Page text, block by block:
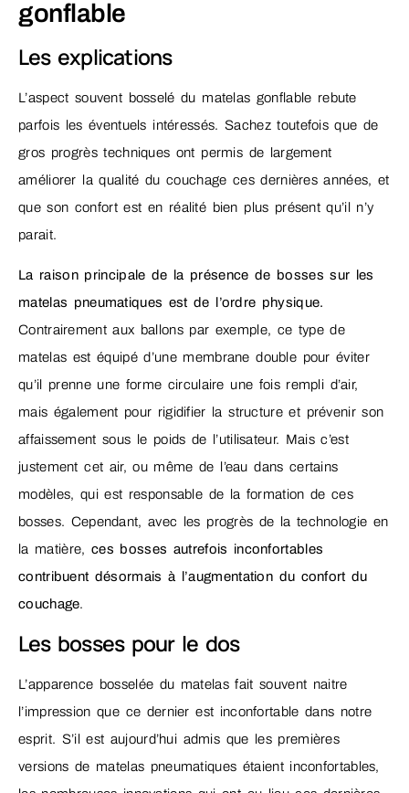
gonflable
Les explications
L’aspect souvent bosselé du matelas gonflable rebute
parfois les éventuels intéressés. Sachez toutefois que de
gros progrès techniques ont permis de largement
améliorer la qualité du couchage ces dernières années, et
que son confort est en réalité bien plus présent qu’il n’y
parait.
La raison principale de la présence de bosses sur les
matelas pneumatiques est de l’ordre physique.
Contrairement aux ballons par exemple, ce type de
matelas est équipé d’une membrane double pour éviter
qu’il prenne une forme circulaire une fois rempli d’air,
mais également pour rigidifier la structure et prévenir son
affaissement sous le poids de l’utilisateur. Mais c’est
justement cet air, ou même de l’eau dans certains
modèles, qui est responsable de la formation de ces
bosses. Cependant, avec les progrès de la technologie en
la matière, ces bosses autrefois inconfortables
contribuent désormais à l’augmentation du confort du
couchage.
Les bosses pour le dos
L’apparence bosselée du matelas fait souvent naitre
l’impression que ce dernier est inconfortable dans notre
esprit. S’il est aujourd’hui admis que les premières
versions de matelas pneumatiques étaient inconfortables,